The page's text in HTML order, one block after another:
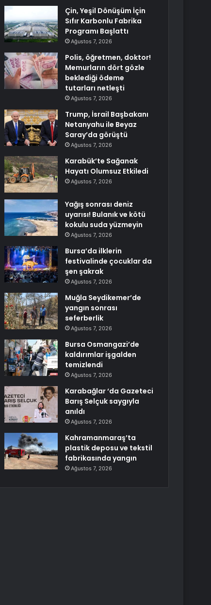
Çin, Yeşil Dönüşüm İçin
Sıfır Karbonlu Fabrika
Programı Başlattı
Ağustos 7, 2026
Polis, öğretmen, doktor!
Memurların dört gözle
beklediği ödeme
tutarları netleşti
Ağustos 7, 2026
Trump, İsrail Başbakanı
Netanyahu ile Beyaz
Saray’da görüştü
Ağustos 7, 2026
Karabük’te Sağanak
Hayatı Olumsuz Etkiledi
Ağustos 7, 2026
Yağış sonrası deniz
uyarısı! Bulanık ve kötü
kokulu suda yüzmeyin
Ağustos 7, 2026
Bursa’da ilklerin
festivalinde çocuklar da
şen şakrak
Ağustos 7, 2026
Muğla Seydikemer’de
yangın sonrası
seferberlik
Ağustos 7, 2026
Bursa Osmangazi’de
kaldırımlar işgalden
temizlendi
Ağustos 7, 2026
Karabağlar ‘da Gazeteci
Barış Selçuk saygıyla
anıldı
Ağustos 7, 2026
Kahramanmaraş’ta
plastik deposu ve tekstil
fabrikasında yangın
Ağustos 7, 2026